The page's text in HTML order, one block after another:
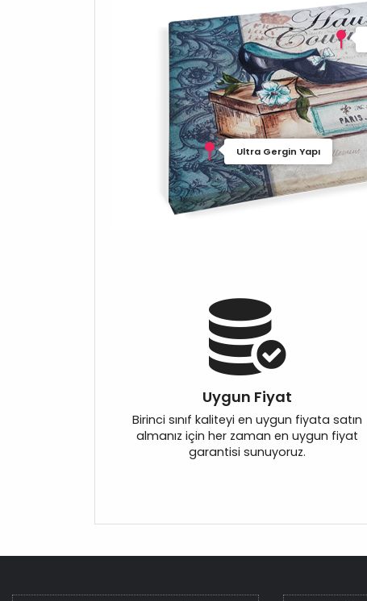
Ultra Gergin Yapı
Uygun Fiyat
Birinci sınıf kaliteyi en uygun fiyata satın
almanız için her zaman en uygun fiyat
garantisi sunuyoruz.